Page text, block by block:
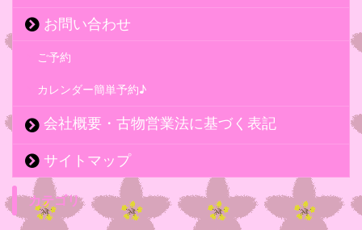
お問い合わせ
ご予約
カレンダー簡単予約♪
会社概要・古物営業法に基づく表記
サイトマップ
カテゴリ